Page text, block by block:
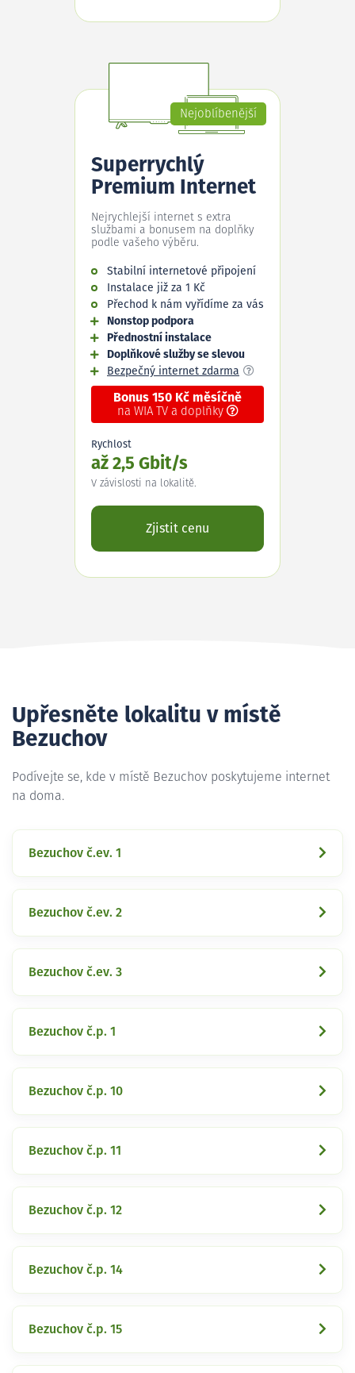
Nejoblíbenější
Superrychlý
Premium Internet
Nejrychlejší internet s extra
službami a bonusem na doplňky
podle vašeho výběru.
Stabilní internetové připojení
Instalace již za 1 Kč
Přechod k nám vyřídíme za vás
Nonstop podpora
Přednostní instalace
Doplňkové služby se slevou
Bezpečný internet zdarma
Bonus 150 Kč měsíčně
na WIA TV a doplňky
Rychlost
až 2,5 Gbit/s
V závislosti na lokalitě.
Zjistit cenu
Upřesněte lokalitu v místě
Bezuchov
Podívejte se, kde v místě Bezuchov poskytujeme internet
na doma.
Bezuchov č.ev. 1
Bezuchov č.ev. 2
Bezuchov č.ev. 3
Bezuchov č.p. 1
Bezuchov č.p. 10
Bezuchov č.p. 11
Bezuchov č.p. 12
Bezuchov č.p. 14
Bezuchov č.p. 15